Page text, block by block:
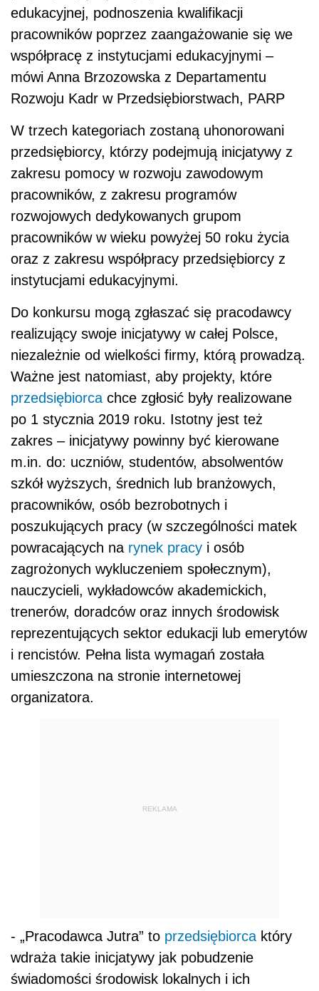
edukacyjnej, podnoszenia kwalifikacji
pracowników poprzez zaangażowanie się we
współpracę z instytucjami edukacyjnymi –
mówi Anna Brzozowska z Departamentu
Rozwoju Kadr w Przedsiębiorstwach, PARP
W trzech kategoriach zostaną uhonorowani
przedsiębiorcy, którzy podejmują inicjatywy z
zakresu pomocy w rozwoju zawodowym
pracowników, z zakresu programów
rozwojowych dedykowanych grupom
pracowników w wieku powyżej 50 roku życia
oraz z zakresu współpracy przedsiębiorcy z
instytucjami edukacyjnymi.
Do konkursu mogą zgłaszać się pracodawcy
realizujący swoje inicjatywy w całej Polsce,
niezależnie od wielkości firmy, którą prowadzą.
Ważne jest natomiast, aby projekty, które
przedsiębiorca chce zgłosić były realizowane
po 1 stycznia 2019 roku. Istotny jest też
zakres – inicjatywy powinny być kierowane
m.in. do: uczniów, studentów, absolwentów
szkół wyższych, średnich lub branżowych,
pracowników, osób bezrobotnych i
poszukujących pracy (w szczególności matek
powracających na rynek pracy i osób
zagrożonych wykluczeniem społecznym),
nauczycieli, wykładowców akademickich,
trenerów, doradców oraz innych środowisk
reprezentujących sektor edukacji lub emerytów
i rencistów. Pełna lista wymagań została
umieszczona na stronie internetowej
organizatora.
REKLAMA
- „Pracodawca Jutra” to przedsiębiorca który
wdraża takie inicjatywy jak pobudzenie
świadomości środowisk lokalnych i ich